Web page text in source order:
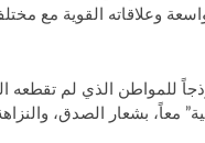
وعلاقاته القوية مع
للمواطن الذي لم
معاً، بشعار الصدق،